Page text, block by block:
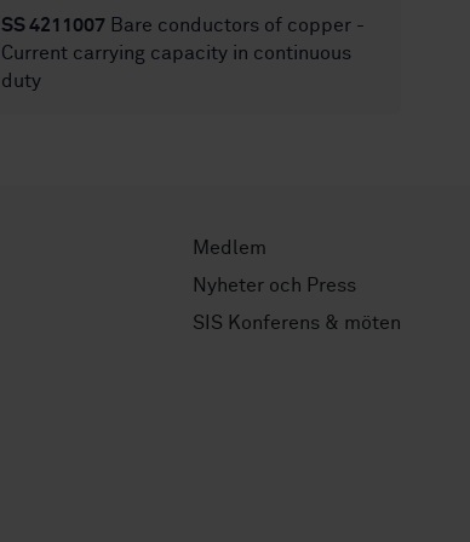
SS 4211007 Bare conductors of copper -
Current carrying capacity in continuous
duty
Medlem
Nyheter och Press
SIS Konferens & möten